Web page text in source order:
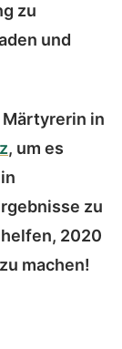
zu
und
Märtyrerin in
, um es
zu
2020
machen!